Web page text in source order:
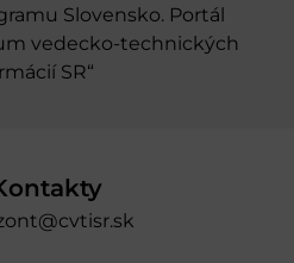
Slovensko. Portál
vedecko-technických
SR“